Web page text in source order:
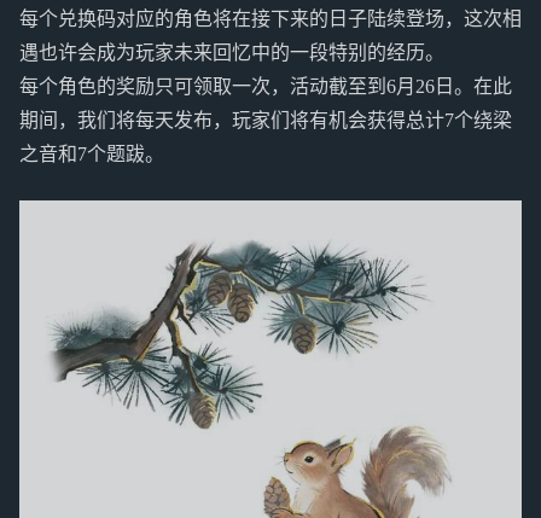
每个兑换码对应的角色将在接下来的日子陆续登场，这次相
遇也许会成为玩家未来回忆中的一段特别的经历。
每个角色的奖励只可领取一次，活动截至到6月26日。在此
期间，我们将每天发布，玩家们将有机会获得总计7个绕梁
之音和7个题跋。